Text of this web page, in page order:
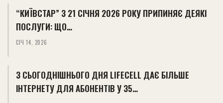
“КИЇВСТАР” З 21 СІЧНЯ 2026 РОКУ ПРИПИНЯЄ ДЕЯКІ
ПОСЛУГИ: ЩО…
СІЧ 14, 2026
З СЬОГОДНІШНЬОГО ДНЯ LIFECELL ДАЄ БІЛЬШЕ
ІНТЕРНЕТУ ДЛЯ АБОНЕНТІВ У 35…